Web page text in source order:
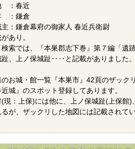
：春近
：鎌倉
主：鎌倉幕府の御家人 春近兵衛尉
あり。
検索では、『本巣郡志下巻』第７編
趾、上ノ保城趾‥‥と記載がありました。
お城・館一覧『本巣市』42頁のザック
城』のスポット登録してあります。
(現：上保)には他に、上ノ保城趾(上保館
が、ザックリした地図には記載されてい